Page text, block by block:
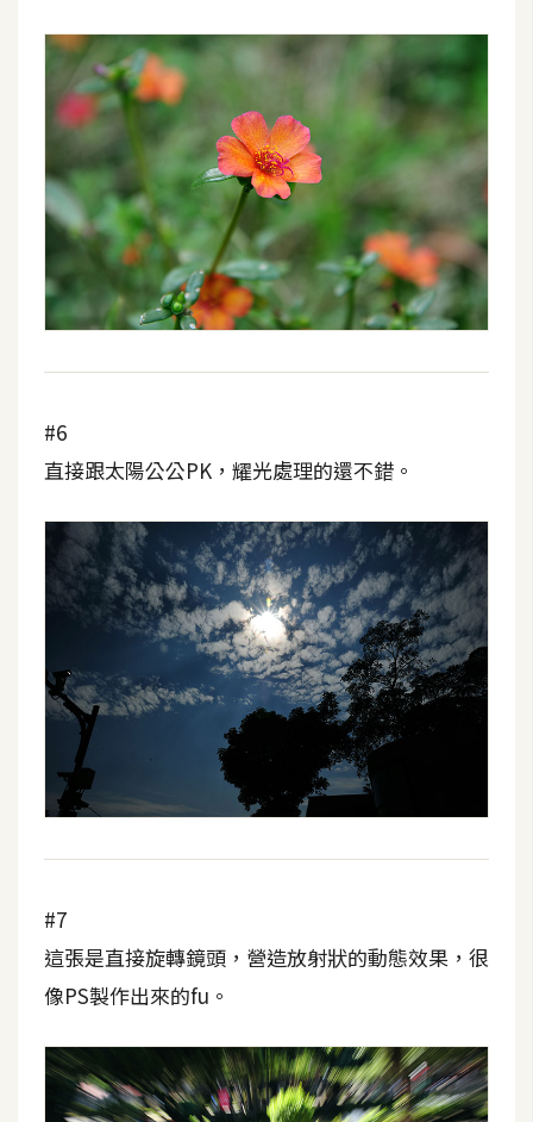
合
提
案
#6
直接跟太陽公公PK，耀光處理的還不錯。
#7
這張是直接旋轉鏡頭，營造放射狀的動態效果，很
像PS製作出來的fu。